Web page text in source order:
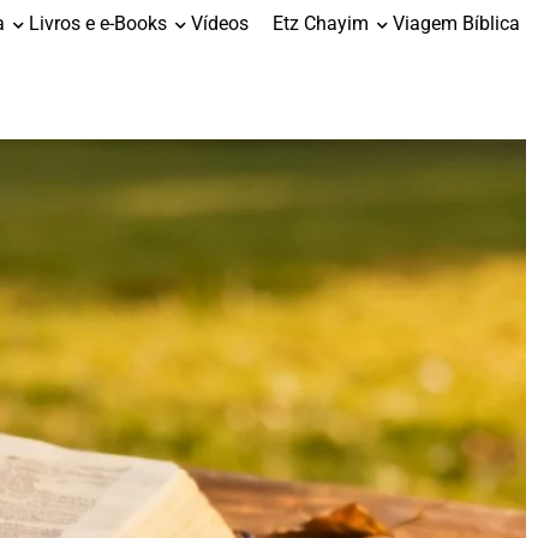
Livros e e-Books Vídeos Etz Chayim Viagem Bíblica